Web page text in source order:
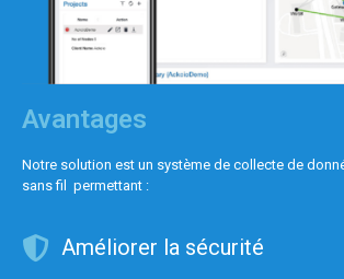
Avantages
Notre solution est un système de collecte de
sans fil permettant :
Améliorer la sécurité